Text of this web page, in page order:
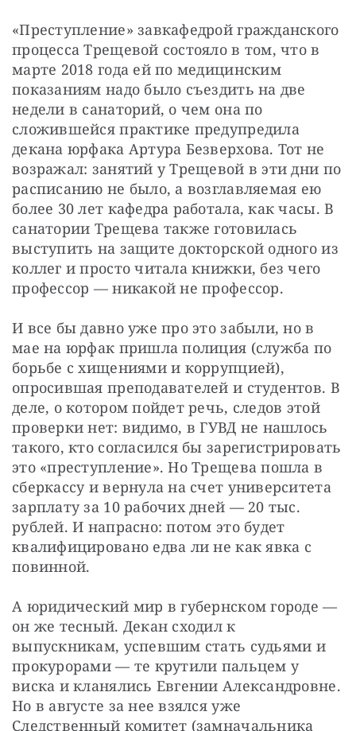
«Преступление» завкафедрой гражданского
процесса Трещевой состояло в том, что в
марте 2018 года ей по медицинским
показаниям надо было съездить на две
недели в санаторий, о чем она по
сложившейся практике предупредила
декана юрфака Артура Безверхова. Тот не
возражал: занятий у Трещевой в эти дни по
расписанию не было, а возглавляемая ею
более 30 лет кафедра работала, как часы. В
санатории Трещева также готовилась
выступить на защите докторской одного из
коллег и просто читала книжки, без чего
профессор — никакой не профессор.
И все бы давно уже про это забыли, но в
мае на юрфак пришла полиция (служба по
борьбе с хищениями и коррупцией),
опросившая преподавателей и студентов. В
деле, о котором пойдет речь, следов этой
проверки нет: видимо, в ГУВД не нашлось
такого, кто согласился бы зарегистрировать
это «преступление». Но Трещева пошла в
сберкассу и вернула на счет университета
зарплату за 10 рабочих дней — 20 тыс.
рублей. И напрасно: потом это будет
квалифицировано едва ли не как явка с
повинной.
А юридический мир в губернском городе —
он же тесный. Декан сходил к
выпускникам, успевшим стать судьями и
прокурорами — те крутили пальцем у
виска и кланялись Евгении Александровне.
Но в августе за нее взялся уже
Следственный комитет (замначальника